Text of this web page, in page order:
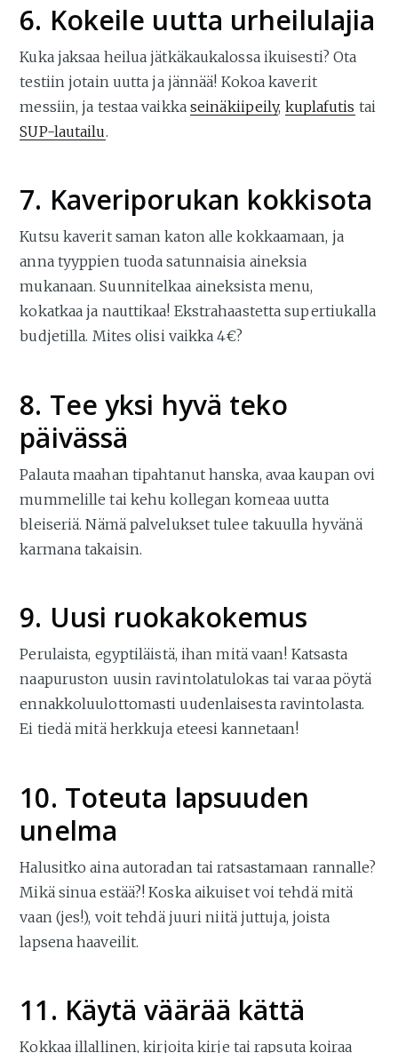
6. Kokeile uutta urheilulajia
Kuka jaksaa heilua jätkäkaukalossa ikuisesti? Ota
testiin jotain uutta ja jännää! Kokoa kaverit
messiin, ja testaa vaikka seinäkiipeily, kuplafutis tai
SUP-lautailu.
7. Kaveriporukan kokkisota
Kutsu kaverit saman katon alle kokkaamaan, ja
anna tyyppien tuoda satunnaisia aineksia
mukanaan. Suunnitelkaa aineksista menu,
kokatkaa ja nauttikaa! Ekstrahaastetta supertiukalla
budjetilla. Mites olisi vaikka 4€?
8. Tee yksi hyvä teko
päivässä
Palauta maahan tipahtanut hanska, avaa kaupan ovi
mummelille tai kehu kollegan komeaa uutta
bleiseriä. Nämä palvelukset tulee takuulla hyvänä
karmana takaisin.
9. Uusi ruokakokemus
Perulaista, egyptiläistä, ihan mitä vaan! Katsasta
naapuruston uusin ravintolatulokas tai varaa pöytä
ennakkoluulottomasti uudenlaisesta ravintolasta.
Ei tiedä mitä herkkuja eteesi kannetaan!
10. Toteuta lapsuuden
unelma
Halusitko aina autoradan tai ratsastamaan rannalle?
Mikä sinua estää?! Koska aikuiset voi tehdä mitä
vaan (jes!), voit tehdä juuri niitä juttuja, joista
lapsena haaveilit.
11. Käytä väärää kättä
Kokkaa illallinen, kirjoita kirje tai rapsuta koiraa